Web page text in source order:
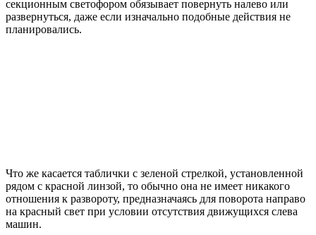
секционным светофором обязывает повернуть налево или
развернуться, даже если изначально подобные действия не
планировались.
Что же касается таблички с зеленой стрелкой, установленной
рядом с красной линзой, то обычно она не имеет никакого
отношения к развороту, предназначаясь для поворота направо
на красный свет при условии отсутствия движущихся слева
машин.